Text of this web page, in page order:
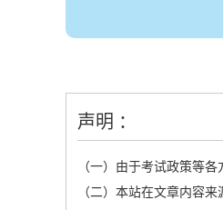
声明 ：
（一）由于考试政策等
（二）本站在文章内容